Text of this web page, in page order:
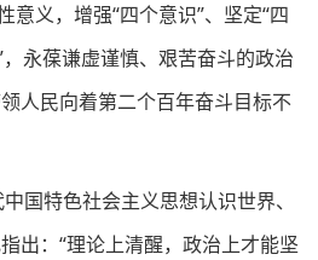
意义，增强“四个意识”、坚定“四
永葆谦虚谨慎、艰苦奋斗的政治
人民向着第二个百年奋斗目标不
国特色社会主义思想认识世界、
出：“理论上清醒，政治上才能坚